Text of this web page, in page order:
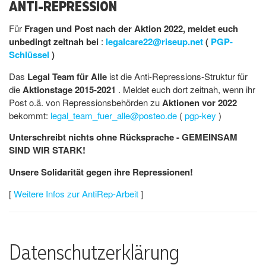
Datenschutzerklärung
ANTI-REPRESSION
Für Fragen und Post nach der Aktion 2022, meldet euch
unbedingt zeitnah bei : legalcare22@riseup.net( PGP-
Schlüssel )
Das Legal Team für Alle ist die Anti-Repressions-Struktur für
dieAktionstage 2015-2021 . Meldet euch dort zeitnah, wenn ihr
Post o.ä. von Repressionsbehörden zuAktionen vor 2022
bekommt: legal_team_fuer_alle@posteo.de (pgp-key )
Unterschreibt nichts ohne Rücksprache - GEMEINSAM
SIND WIR STARK!
Unsere Solidarität gegen ihre Repressionen!
[Weitere Infos zur AntiRep-Arbeit]